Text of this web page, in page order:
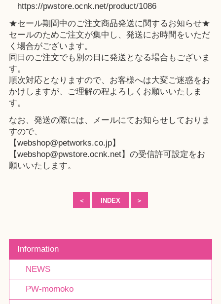
https://pwstore.ocnk.net/product/1086
★セール期間中のご注文商品発送に関するお知らせ★
セールのためご注文が集中し、発送にお時間をいただ
く場合がございます。
同日のご注文でも別の日に発送となる場合もございま
す。
順次対応となりますので、お客様へは大変ご迷惑をお
かけしますが、ご理解の程よろしくお願いいたしま
す。
なお、発送の際には、メールにてお知らせしておりま
すので、
【webshop@petworks.co.jp】
【webshop@pwstore.ocnk.net】の受信許可設定をお
願いいたします。
＜ INDEX ＞
Information
NEWS
PW-momoko